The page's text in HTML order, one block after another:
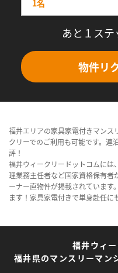
あと１ステ
物件リ
福井エリアの家具家電付きマンス
クリーでのご利用も可能です。連
評！
福井ウィークリードットコムには
理業務主任者など国家資格保有者
ーナー直物件が掲載されています
ます！家具家電付きで単身赴任に
福井ウィ
福井県のマンスリーマン